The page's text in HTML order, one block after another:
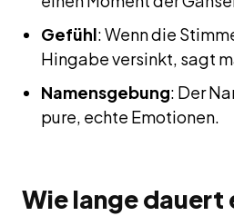
Gefühl: Wenn die
Hingabe versinkt, sagt
Namensgebung: Der
pure, echte Emotionen.
Wie lange dauert